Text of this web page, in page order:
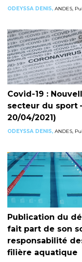
ODEYSSA DENIS, ANDES,
Covid-19 :
secteur du sport
20/04/2021)
ODEYSSA DENIS, ANDES,
Publication du
fait part de son
responsabilité
filière aquatique